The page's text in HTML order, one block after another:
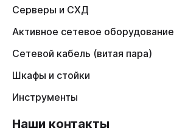
Серверы и СХД
Активное сетевое оборудование
Сетевой кабель (витая пара)
Шкафы и стойки
Инструменты
Наши контакты